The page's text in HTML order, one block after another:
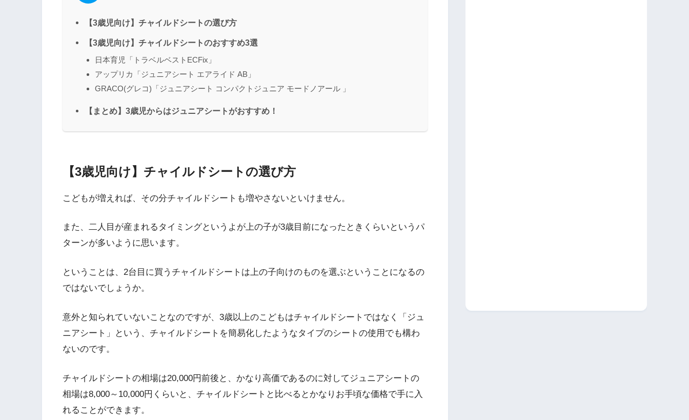
【3歳児向け】チャイルドシートの選び方
【3歳児向け】チャイルドシートのおすすめ3選
日本育児「トラベルベストECFix」
アップリカ「ジュニアシート エアライド AB」
GRACO(グレコ)「ジュニアシート コンパクトジュニア モードノアール 」
【まとめ】3歳児からはジュニアシートがおすすめ！
【3歳児向け】チャイルドシートの選び方
こどもが増えれば、その分チャイルドシートも増やさないといけません。
また、二人目が産まれるタイミングというよが上の子が3歳目前になったときくらいというパ
ターンが多いように思います。
ということは、2台目に買うチャイルドシートは上の子向けのものを選ぶということになるの
ではないでしょうか。
意外と知られていないことなのですが、3歳以上のこどもはチャイルドシートではなく「ジュ
ニアシート」という、チャイルドシートを簡易化したようなタイプのシートの使用でも構わ
ないのです。
チャイルドシートの相場は20,000円前後と、かなり高価であるのに対してジュニアシートの
相場は8,000～10,000円くらいと、チャイルドシートと比べるとかなりお手頃な価格で手に入
れることができます。